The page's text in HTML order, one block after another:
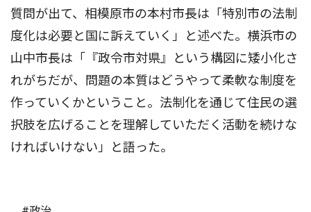
質問が出て、相模原市の本村市長は「特別市の法制
度化は必要と国に訴えていく」と述べた。横浜市の
山中市長は「『政令市対県』という構図に矮小化さ
れがちだが、問題の本質はどうやって柔軟な制度を
作っていくかということ。法制化を通じて住民の選
択肢を広げることを理解していただく活動を続けな
ければいけない」と語った。